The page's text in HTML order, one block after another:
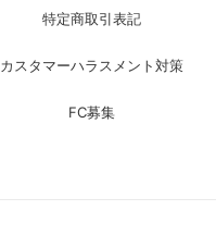
特定商取引表記
カスタマーハラスメント対策
FC募集